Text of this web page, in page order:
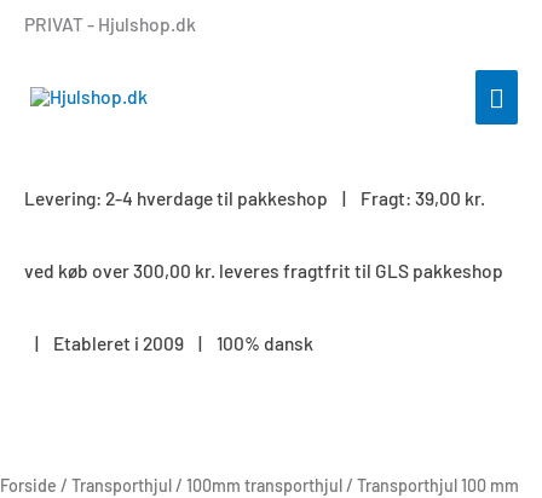
PRIVAT - Hjulshop.dk
Levering: 2-4 hverdage til pakkeshop | Fragt: 39,00 kr.
ved køb over 300,00 kr. leveres fragtfrit til GLS pakkeshop
| Etableret i 2009 | 100% dansk
Forside / Transporthjul/ 100mm transporthjul/ Transporthjul 100 mm
mm